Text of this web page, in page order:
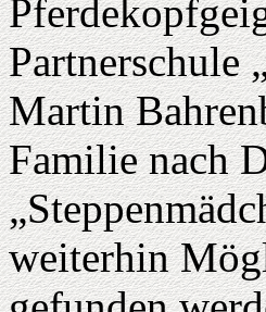
Partnerschule
Martin
Familie nach
weiterhin